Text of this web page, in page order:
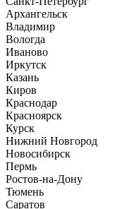
Архангельск
Владимир
Вологда
Иваново
Иркутск
Казань
Киров
Краснодар
Красноярск
Курск
Нижний Новгород
Новосибирск
Пермь
Ростов-на-Дону
Тюмень
Саратов